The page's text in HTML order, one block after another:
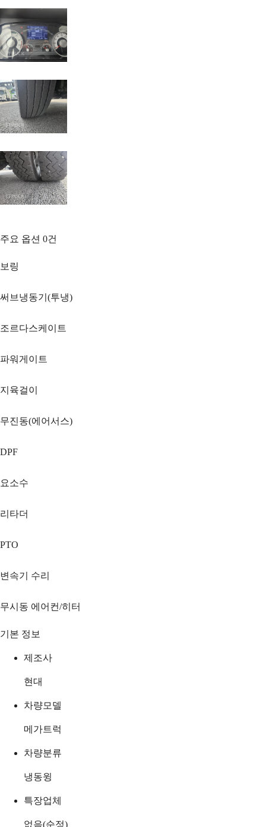
주요 옵션 0건
보링
써브냉동기(투냉)
조르다스케이트
파워게이트
지육걸이
무진동(에어서스)
DPF
요소수
리타더
PTO
변속기 수리
무시동 에어컨/히터
기본 정보
제조사
현대
차량모델
메가트럭
차량분류
냉동윙
특장업체
없음(순정)